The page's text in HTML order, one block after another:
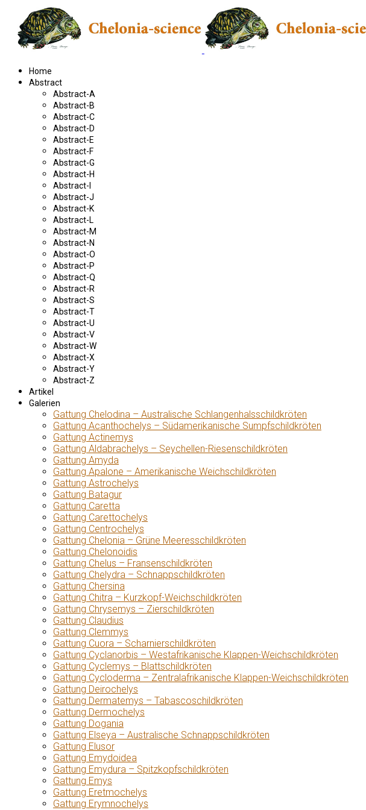
Home
Abstract
Abstract-A
Abstract-B
Abstract-C
Abstract-D
Abstract-E
Abstract-F
Abstract-G
Abstract-H
Abstract-I
Abstract-J
Abstract-K
Abstract-L
Abstract-M
Abstract-N
Abstract-O
Abstract-P
Abstract-Q
Abstract-R
Abstract-S
Abstract-T
Abstract-U
Abstract-V
Abstract-W
Abstract-X
Abstract-Y
Abstract-Z
Artikel
Galerien
Gattung Chelodina – Australische Schlangenhalsschildkröten
Gattung Acanthochelys – Südamerikanische Sumpfschildkröten
Gattung Actinemys
Gattung Aldabrachelys – Seychellen-Riesenschildkröten
Gattung Amyda
Gattung Apalone – Amerikanische Weichschildkröten
Gattung Astrochelys
Gattung Batagur
Gattung Caretta
Gattung Carettochelys
Gattung Centrochelys
Gattung Chelonia – Grüne Meeresschildkröten
Gattung Chelonoidis
Gattung Chelus – Fransenschildkröten
Gattung Chelydra – Schnappschildkröten
Gattung Chersina
Gattung Chitra – Kurzkopf-Weichschildkröten
Gattung Chrysemys – Zierschildkröten
Gattung Claudius
Gattung Clemmys
Gattung Cuora – Scharnierschildkröten
Gattung Cyclanorbis – Westafrikanische Klappen-Weichschildkröten
Gattung Cyclemys – Blattschildkröten
Gattung Cycloderma – Zentralafrikanische Klappen-Weichschildkröten
Gattung Deirochelys
Gattung Dermatemys – Tabascoschildkröten
Gattung Dermochelys
Gattung Dogania
Gattung Elseya – Australische Schnappschildkröten
Gattung Elusor
Gattung Emydoidea
Gattung Emydura – Spitzkopfschildkröten
Gattung Emys
Gattung Eretmochelys
Gattung Erymnochelys